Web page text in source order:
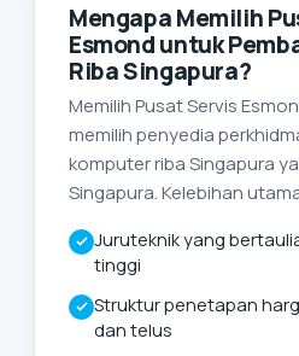
Mengapa Memilih
Esmond untuk
Riba Singapura?
Memilih Pusat Servis
memilih penyedia
komputer riba Singapura
Singapura. Kelebihan
Juruteknik yang
tinggi
Struktur penetapan
dan telus